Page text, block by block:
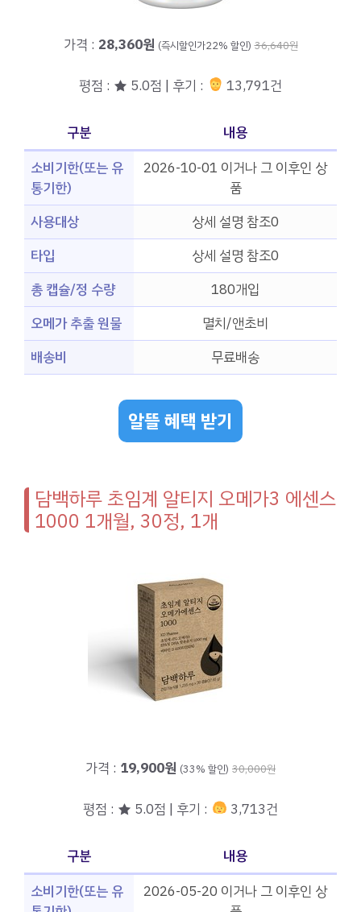
가격 : 28,360원 (즉시할인가22% 할인) 36,640원
평점 : ★ 5.0점 | 후기 : 13,791건
구분
내용
소비기한(또는 유
통기한)
2026-10-01 이거나 그 이후인 상
품
사용대상
상세 설명 참조0
타입
상세 설명 참조0
총 캡슐/정 수량
180개입
오메가 추출 원물
멸치/앤초비
배송비
무료배송
알뜰 혜택 받기
담백하루 초임계 알티지 오메가3 에센스
1000 1개월, 30정, 1개
가격 : 19,900원 (33% 할인) 30,000원
평점 : ★ 5.0점 | 후기 : 3,713건
구분
내용
소비기한(또는 유
2026-05-20 이거나 그 이후인 상